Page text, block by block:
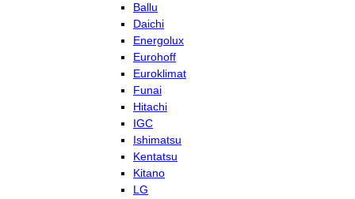
Ballu
Daichi
Energolux
Eurohoff
Euroklimat
Funai
Hitachi
IGC
Ishimatsu
Kentatsu
Kitano
LG